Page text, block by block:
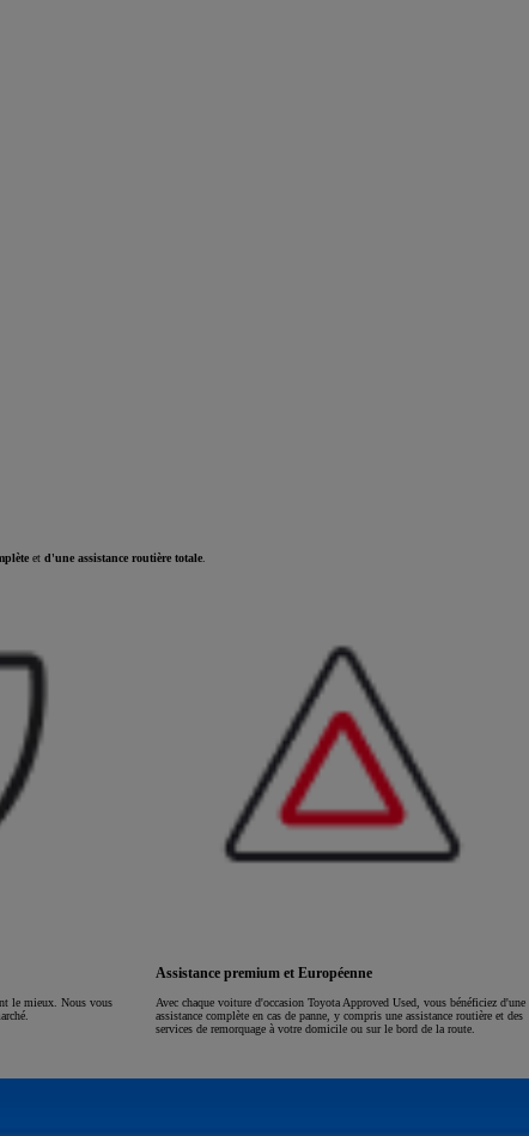
et d'une assistance routière totale
le mieux. Nous vous
Assistance premium et Européenne
Avec chaque voiture d'occasion Toyota Approved Used, vous bénéficiez d'une
assistance complète en cas de panne, y compris une assistance routière et des
services de remorquage à votre domicile ou sur le bord de la route.